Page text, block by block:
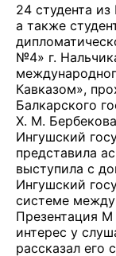
24 студента
а также
№4» г.
Кавказом»,
Балкарского
Х. М.
Ингушский
представила
выступила с
Ингушский
системе
Презентация
интерес у
рассказал его